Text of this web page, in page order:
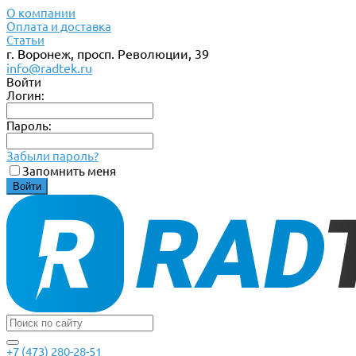
О компании
Оплата и доставка
Статьи
г. Воронеж, просп. Революции, 39
info@radtek.ru
Войти
Логин:
Пароль:
Забыли пароль?
Запомнить меня
+7 (473) 280-28-51